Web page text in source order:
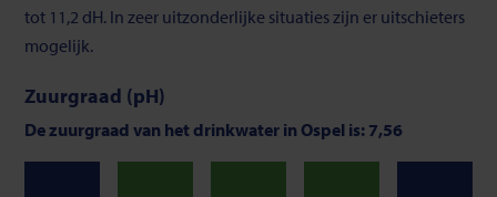
tot 11,2 dH. In zeer uitzonderlijke situaties zijn er uitschieters
mogelijk.
Zuurgraad (pH)
De zuurgraad van het drinkwater in Ospel is: 7,56
NeutraalNeutraalNeutraal